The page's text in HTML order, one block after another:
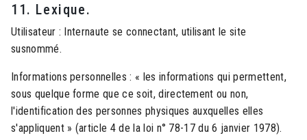
11. Lexique.
Utilisateur : Internaute se connectant, utilisant le site
susnommé.
Informations personnelles : « les informations qui permettent,
sous quelque forme que ce soit, directement ou non,
l'identification des personnes physiques auxquelles elles
s'appliquent » (article 4 de la loi n° 78-17 du 6 janvier 1978).